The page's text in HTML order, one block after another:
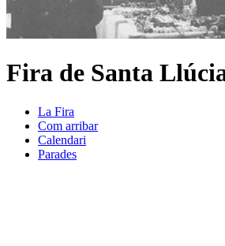
Fira de Santa
La Fira
Com arribar
Calendari
Parades